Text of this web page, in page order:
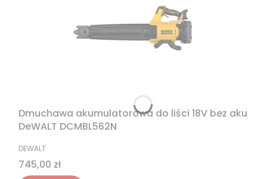
Dmuchawa akumulatorowa do liści 18V bez aku
DeWALT DCMBL562N
PRODUCENT
DEWALT
Cena
745,00 zł